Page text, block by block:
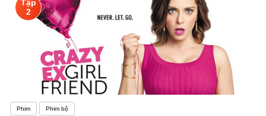
Tập
2
Phim Phim bộ